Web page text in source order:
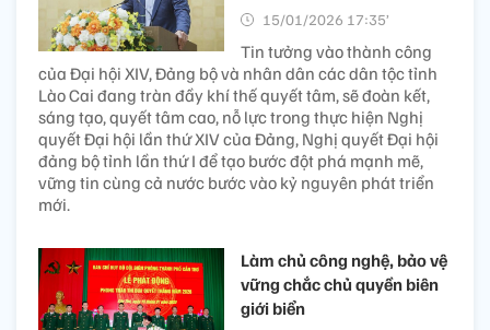
15/01/2026 17:35’
Tin tưởng vào thành công
của Đại hội XIV, Đảng bộ và nhân dân các dân tộc tỉnh
Lào Cai đang tràn đầy khí thế quyết tâm, sẽ đoàn kết,
sáng tạo, quyết tâm cao, nỗ lực trong thực hiện Nghị
quyết Đại hội lần thứ XIV của Đảng, Nghị quyết Đại hội
đảng bộ tỉnh lần thứ I để tạo bước đột phá mạnh mẽ,
vững tin cùng cả nước bước vào kỷ nguyên phát triển
mới.
Làm chủ công nghệ, bảo vệ
vững chắc chủ quyền biên
giới biển